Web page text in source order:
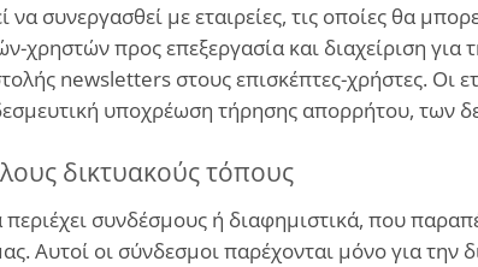
συνεργασθεί με εταιρείες, τις οποίες θα
χρηστών προς επεξεργασία και διαχείριση
newsletters στους επισκέπτες-χρήστες. Οι
υποχρέωση τήρησης απορρήτου, των
δικτυακούς τόπους
συνδέσμους ή διαφημιστικά, που
Αυτοί οι σύνδεσμοι παρέχονται μόνο για την